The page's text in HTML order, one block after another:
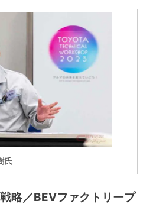
氏
略／BEVファクトリープ